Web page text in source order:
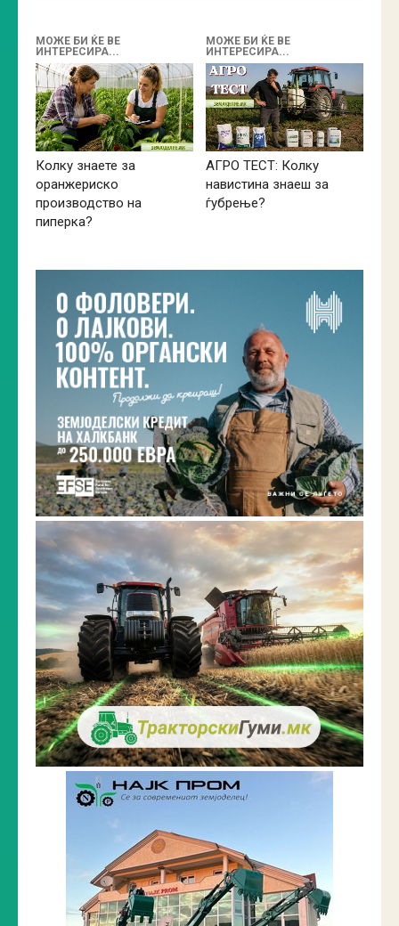
МОЖЕ БИ ЌЕ ВЕ
ИНТЕРЕСИРА...
Колку знаете за
оранжериско
производство на
пиперка?
МОЖЕ БИ ЌЕ ВЕ
ИНТЕРЕСИРА...
АГРО ТЕСТ: Колку
навистина знаеш за
ѓубрење?